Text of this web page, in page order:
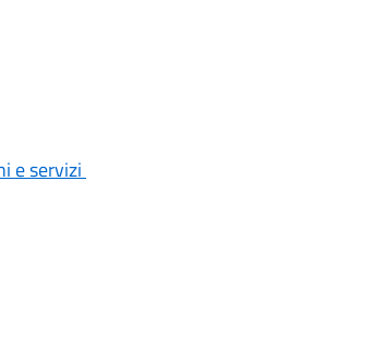
e servizi